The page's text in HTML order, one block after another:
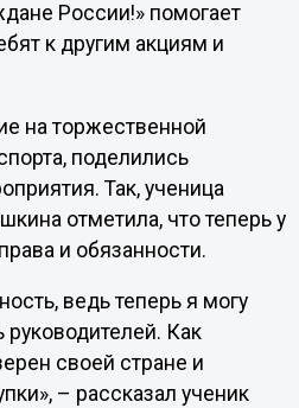
России!» помогает
к другим акциям и
на торжественной
поделились
Так, ученица
отметила, что теперь у
и обязанности.
ведь теперь я могу
руководителей. Как
своей стране и
– рассказал ученик